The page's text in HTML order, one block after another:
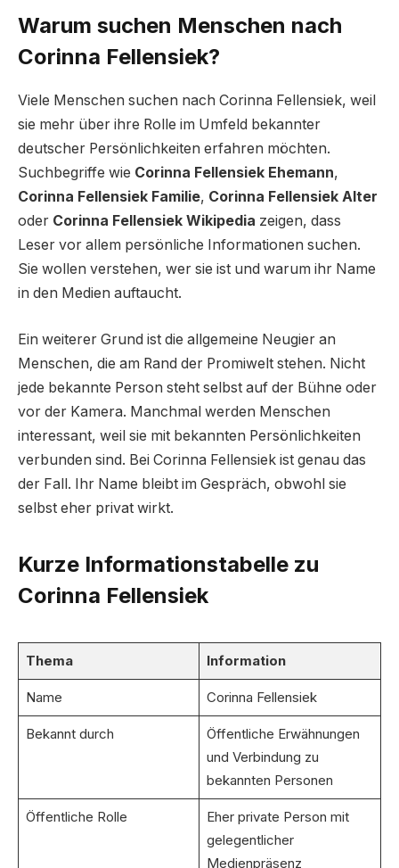
Warum suchen Menschen nach
Corinna Fellensiek?
Viele Menschen suchen nach Corinna Fellensiek, weil
sie mehr über ihre Rolle im Umfeld bekannter
deutscher Persönlichkeiten erfahren möchten.
Suchbegriffe wie Corinna Fellensiek Ehemann,
Corinna Fellensiek Familie, Corinna Fellensiek Alter
oder Corinna Fellensiek Wikipedia zeigen, dass
Leser vor allem persönliche Informationen suchen.
Sie wollen verstehen, wer sie ist und warum ihr Name
in den Medien auftaucht.
Ein weiterer Grund ist die allgemeine Neugier an
Menschen, die am Rand der Promiwelt stehen. Nicht
jede bekannte Person steht selbst auf der Bühne oder
vor der Kamera. Manchmal werden Menschen
interessant, weil sie mit bekannten Persönlichkeiten
verbunden sind. Bei Corinna Fellensiek ist genau das
der Fall. Ihr Name bleibt im Gespräch, obwohl sie
selbst eher privat wirkt.
Kurze Informationstabelle zu
Corinna Fellensiek
Thema Information
Name Corinna Fellensiek
Bekannt durch
Öffentliche Erwähnungen
und Verbindung zu
bekannten Personen
Öffentliche Rolle
Eher private Person mit
gelegentlicher
Medienpräsenz